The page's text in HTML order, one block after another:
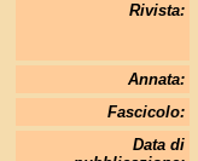
Rivista:
Annata:
Fascicolo:
Data di